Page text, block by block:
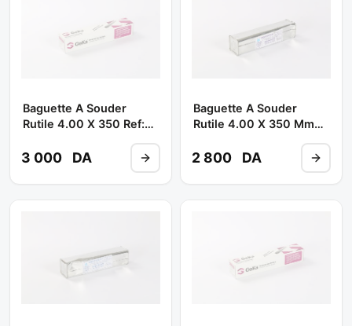
Baguette A Souder
Rutile 4.00 X 350 Ref:
**GEKA INTER
3 000 DA
Baguette A Souder
Rutile 4.00 X 350 Mm
EULMA
2 800 DA